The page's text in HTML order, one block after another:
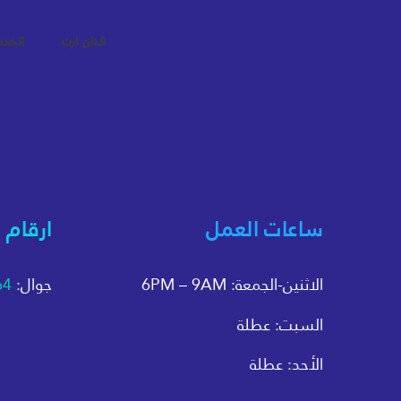
فنان ارت
جوال:
ساعات العمل
الاثنين-الجمعة: 6PM – 9AM
السبت: عطلة
الأحد: عطلة